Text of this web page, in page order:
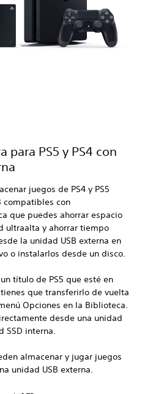
para PS5 y PS4 con
juegos de PS4 y PS5
compatibles con
que puedes ahorrar espacio
ultraalta y ahorrar tiempo
la unidad USB externa en
o instalarlos desde un disco.
título de PS5 que esté en
que transferirlo de vuelta
Opciones en la Biblioteca.
desde una unidad
SSD interna.
almacenar y jugar juegos
unidad USB externa.